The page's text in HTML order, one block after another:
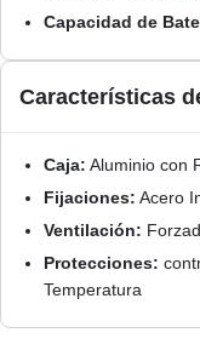
Capacidad de
Características
Caja: Aluminio con
Fijaciones: Acero
Ventilación:
Protecciones:
Temperatura